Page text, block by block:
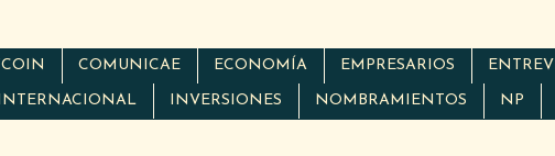
COMUNICAE ECONOMÍA EMPRESARIOS
INVERSIONES NOMBRAMIENTOS NP